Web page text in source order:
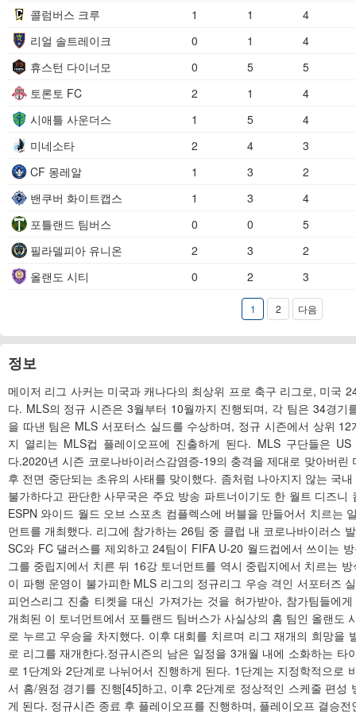
콜럼버스 크루 1 1
4
리얼 솔트레이크
0 1
4
휴스턴 다이너모
0 5
5
토론토 FC
2 1
4
시애틀 사운더스
1 5
4
미네소타
2 4
3
CF 몽레알
1 3
2
밴쿠버 화이트캡스
1 3
4
포틀랜드 팀버스
0 0
5
필라델피아 유니온
2 3
2
올랜도 시티
0 2 3
1 2 다음
정보
메이저 리그 사커는 미국과 캐나다의 최상위 프로 축구 리그로, 미국
다. MLS의 정규 시즌은 3월부터 10월까지 진행되며, 각 팀은 34경기
을 따낸 팀은 MLS 서포터스 실드를 수상하며, 정규 시즌에서 상위
지 열리는 MLS컵 플레이오프에 진출하게 된다. MLS 구단들은
다.2020년 시즌 코로나바이러스감염증-19의 충격을 제대로 맞아버
후 전면 중단되는 초유의 사태를 맞이했다. 좀처럼 나아지지 않는 국
불가하다고 판단한 사무국은 주요 방송 파트너이기도 한 월트 디즈니
ESPN 와이드 월드 오브 스포츠 컴플렉스에 버블을 만들어서 치르는
먼트를 개최했다. 리그에 참가하는 26팀 중 클럽 내 코로나바이러스
SC와 FC 댈러스를 제외하고 24팀이 FIFA U-20 월드컵에서 쓰이는
그를 중립지에서 치른 뒤 16강 토너먼트를 역시 중립지에서 치르는
이 파행 운영이 불가피한 MLS 리그의 정규리그 우승 격인 서포터즈
피언스리그 진출 티켓을 대신 가져가는 것을 허가받아, 참가팀들에
개최된 이 토너먼트에서 포틀랜드 팀버스가 사실상의 홈 팀인 올랜도
로 누르고 우승을 차지했다. 이후 대회를 치르며 리그 재개의 희망을
로 리그를 재개한다.정규시즌의 남은 일정을 3개월 내에 소화하는 타
로 1단계와 2단계로 나뉘어서 진행하게 된다. 1단계는 지정학적으로
서 홈/원정 경기를 진행[45]하고, 이후 2단계로 정상적인 스케줄 편성
게 된다. 정규시즌 종료 후 플레이오프를 진행하며, 플레이오프 결승